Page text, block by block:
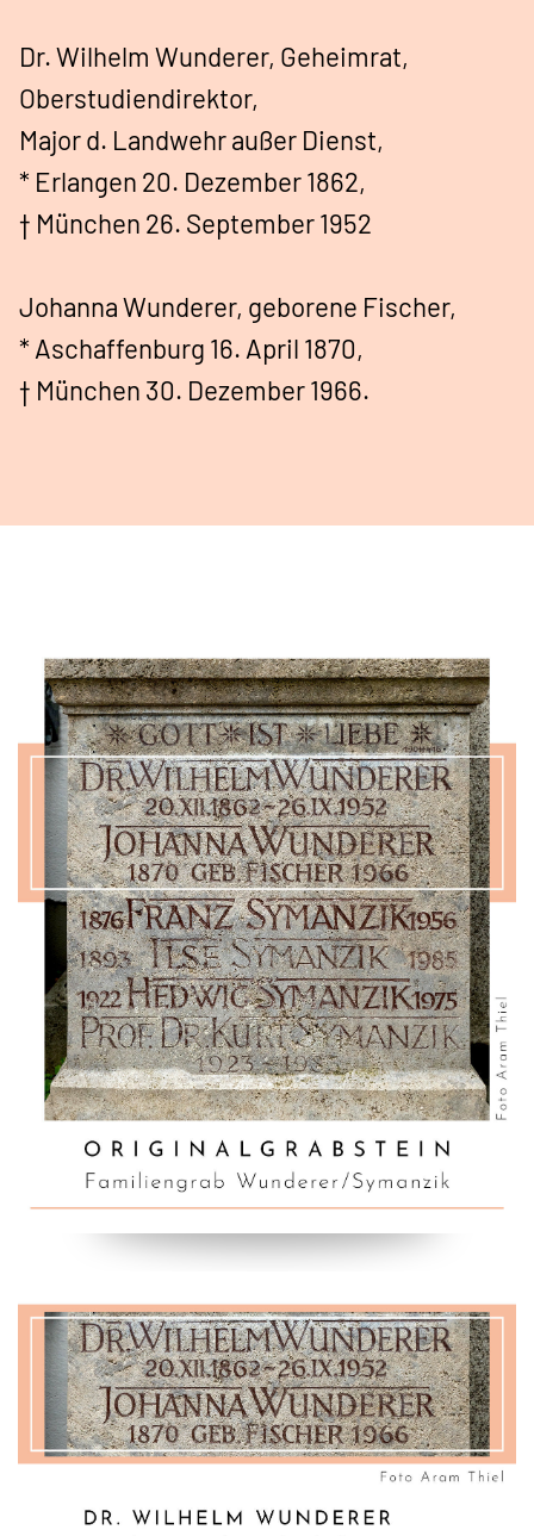
Dr. Wilhelm Wunderer, Geheimrat,
Oberstudiendirektor,
Major d. Landwehr außer Dienst,
* Erlangen 20. Dezember 1862,
† München 26. September 1952
Johanna Wunderer, geborene Fischer,
* Aschaffenburg 16. April 1870,
† München 30. Dezember 1966.